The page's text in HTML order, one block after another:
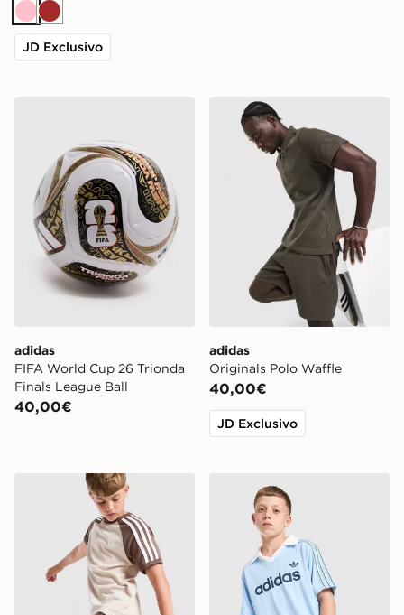
RosaMarrone
JD Exclusivo
adidas FIFA World Cup 26 Trionda Finals League Ball
adidas
FIFA World Cup 26 Trionda
Finals League Ball
40,00€
adidas Originals Polo
adidas
Originals Polo Waffle
40,00€
JD Exclusivo
adidas Originals Pantaloncino Cali Junioradidas Originals Football